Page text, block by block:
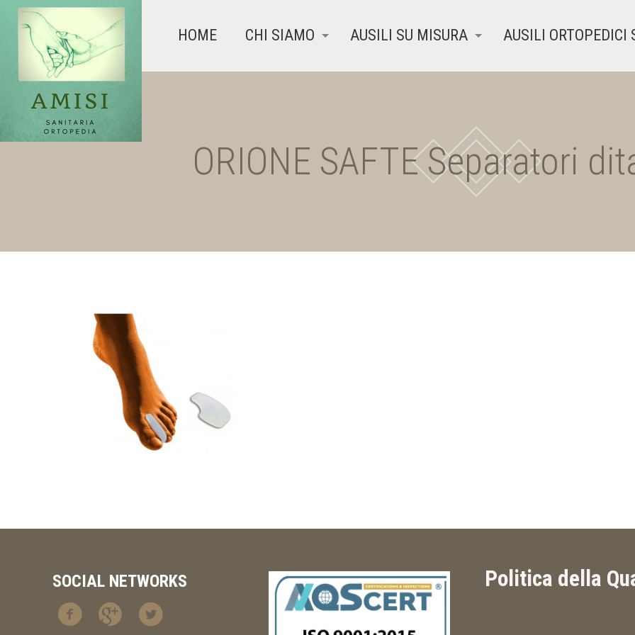
HOME CHI SIAMO AUSILI SU MISURA AUSILI ORTOPEDICI
ORIONE SAFTE Separatori
SOCIAL NETWORKS Politica della